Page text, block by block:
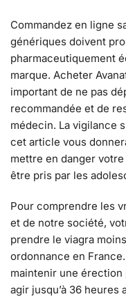
Commandez en ligne
génériques doivent
pharmaceutiquement
marque. Acheter
important de ne pas
recommandée et de
médecin. La vigilance
cet article vous
mettre en danger
être pris par les
Pour comprendre les
et de notre société,
prendre le viagra
ordonnance en
maintenir une érection
agir jusqu’à 36 heures